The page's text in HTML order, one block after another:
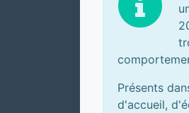
Présents
d'accueil,